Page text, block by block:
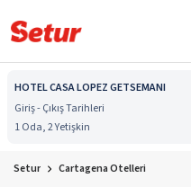
HOTEL CASA LOPEZ GETSEMANI
Giriş - Çıkış Tarihleri
1 Oda, 2 Yetişkin
Setur Cartagena Otelleri